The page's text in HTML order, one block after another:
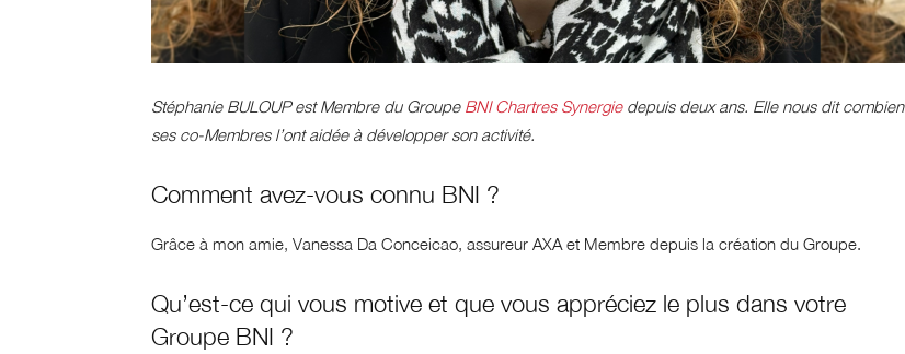
Stéphanie BULOUP est Membre du Groupe BNI Chartres Synergiedepuis deux ans. Elle nous dit combien
ses co-Membres l’ont aidée à développer son activité.
Comment avez-vous connu BNI ?
Grâce à mon amie, Vanessa Da Conceicao, assureur AXA et Membre depuis la création du Groupe.
Qu’est-ce qui vous motive et que vous appréciez le plus dans votre
Groupe BNI ?